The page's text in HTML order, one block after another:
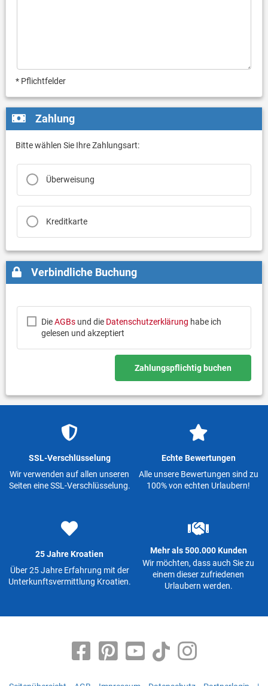
* Pflichtfelder
Zahlung
Bitte wählen Sie Ihre Zahlungsart:
Überweisung
Kreditkarte
Verbindliche Buchung
DieAGBsund die Datenschutzerklärung habe ich
gelesen und akzeptiert
Zahlungspflichtig buchen
SSL-Verschlüsselung
Wir verwenden auf allen unseren
Seiten eine SSL-Verschlüsselung.
Echte Bewertungen
Alle unsere Bewertungen sind zu
100% von echten Urlaubern!
25 Jahre Kroatien
Über 25 Jahre Erfahrung mit der
Unterkunftsvermittlung Kroatien.
Mehr als 500.000 Kunden
Wir möchten, dass auch Sie zu
einem dieser zufriedenen
Urlaubern werden.